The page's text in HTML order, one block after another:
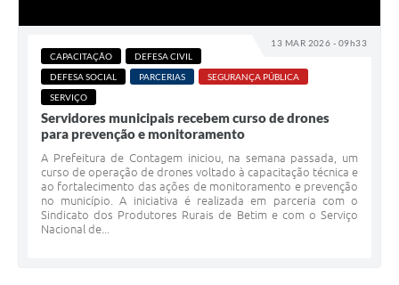
13 MAR 2026 - 09h33
CAPACITAÇÃO
DEFESA CIVIL
DEFESA SOCIAL
PARCERIAS
SEGURANÇA PÚBLICA
SERVIÇO
Servidores municipais recebem curso de drones
para prevenção e monitoramento
A Prefeitura de Contagem iniciou, na semana passada, um
curso de operação de drones voltado à capacitação técnica e
ao fortalecimento das ações de monitoramento e prevenção
no município. A iniciativa é realizada em parceria com o
Sindicato dos Produtores Rurais de Betim e com o Serviço
Nacional de...